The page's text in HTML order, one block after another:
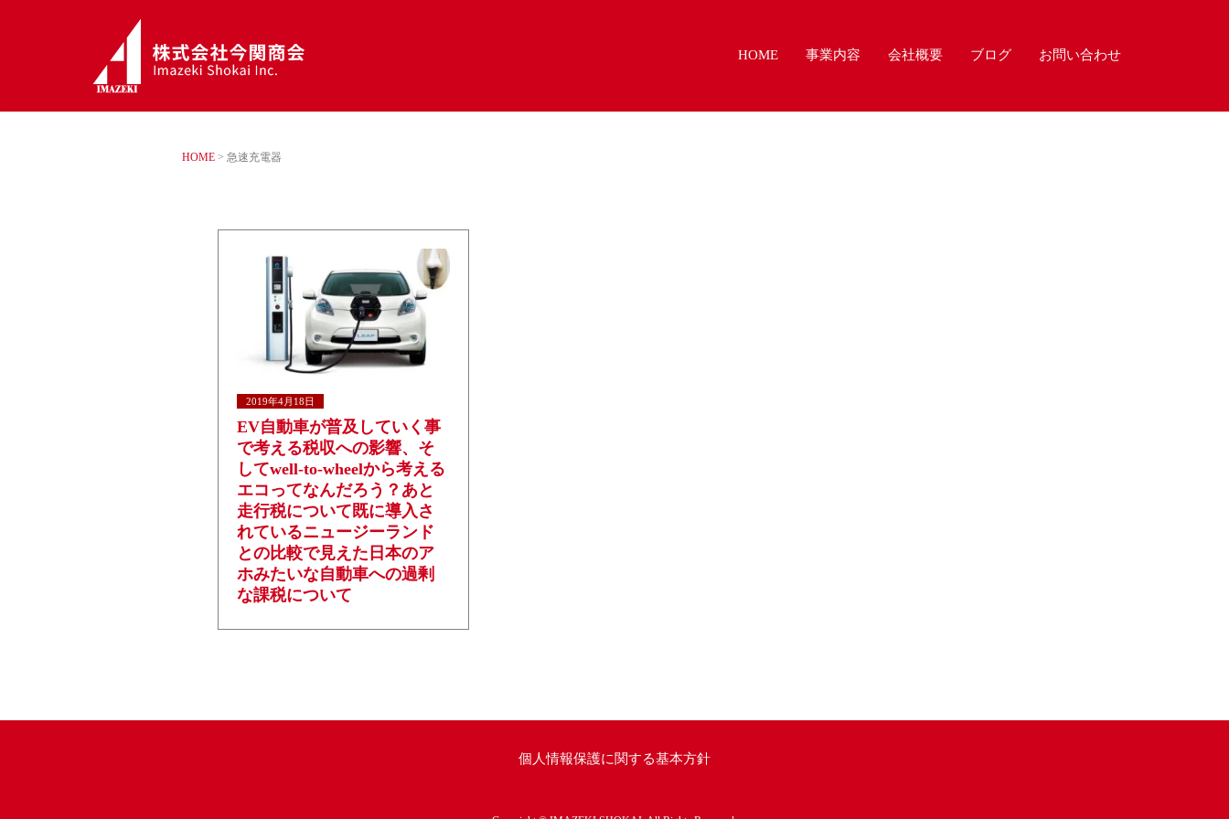
HOME 事業内容 会社概要 ブログ お問い合わせ
HOME >急速充電器
2019年4月18日
EV自動車が普及していく事
で考える税収への影響、そ
してwell-to-wheelから考える
エコってなんだろう？あと
走行税について既に導入さ
れているニュージーランド
との比較で見えた日本のア
ホみたいな自動車への過剰
な課税について
個人情報保護に関する基本方針